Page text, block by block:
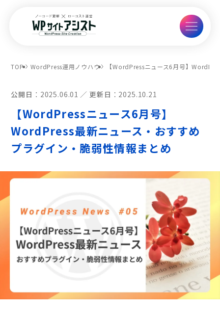
TOP WordPress運用ノウハウ 【WordPressニュース6月号】
公開日： 2025.06.01 更新日： 2025.10.21
【WordPressニュース6月号】
WordPress最新ニュース・おすすめ
プラグイン・脆弱性情報まとめ